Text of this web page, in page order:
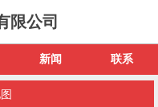
限公司
新闻 联系